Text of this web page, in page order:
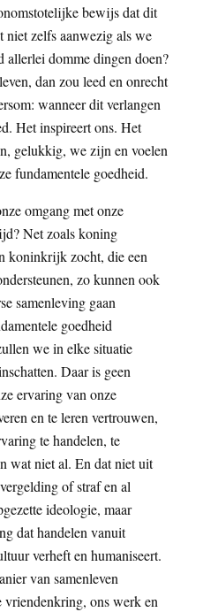
bewijs dat dit
niet zelfs aanwezig als we
allerlei domme dingen doen?
dan zou leed en onrecht
wanneer dit verlangen
Het inspireert ons. Het
gelukkig, we zijn en voelen
fundamentele goedheid.
omgang met onze
Net zoals koning
koninkrijk zocht, die een
zo kunnen ook
samenleving gaan
goedheid
we in elke situatie
Daar is geen
ervaring van onze
en te leren vertrouwen,
te handelen, te
wat niet al. En dat niet uit
of straf en al
ideologie, maar
dat handelen vanuit
verheft en humaniseert.
van samenleven
ons werk en